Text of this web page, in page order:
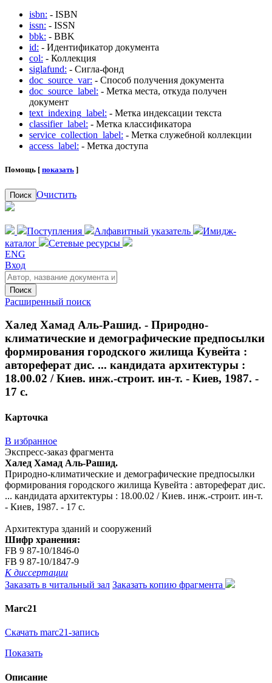
isbn: - ISBN
issn: - ISSN
bbk: - BBK
id: - Идентификатор документа
col: - Коллекция
siglafund: - Сигла-фонд
doc_source_var: - Способ получения документа
doc_source_label: - Метка места, откуда получен
документ
text_indexing_label: - Метка индексации текста
classifier_label: - Метка классификатора
service_collection_label: - Метка служебной коллекции
access_label: - Метка доступа
Помощь [ показать ]
Поиск Очистить
Поступления Алфавитный указатель
Имидж-
каталог
Сетевые ресурсы
ENG
Вход
Поиск
Расширенный поиск
Халед Хамад Аль-Рашид. - Природно-
климатические и демографические предпосылки
формирования городского жилища Кувейта :
автореферат дис. ... кандидата архитектуры :
18.00.02 / Киев. инж.-строит. ин-т. - Киев, 1987. -
17 с.
Карточка
В избранное
Экспресс-заказ фрагмента
Халед Хамад Аль-Рашид.
Природно-климатические и демографические предпосылки
формирования городского жилища Кувейта : автореферат дис.
... кандидата архитектуры : 18.00.02 / Киев. инж.-строит. ин-т.
- Киев, 1987. - 17 с.
Архитектура зданий и сооружений
Шифр хранения:
FB 9 87-10/1846-0
FB 9 87-10/1847-9
К диссертации
Заказать в читальный зал Заказать копию фрагмента
Marc21
Скачать marc21-запись
Показать
Описание